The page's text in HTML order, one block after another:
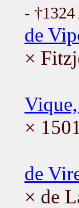
- †1324
de
×
×
de
× de